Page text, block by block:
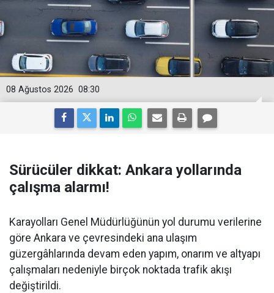
08:30
08 Ağustos 2026
Sürücüler dikkat: Ankara yollarında
çalışma alarmı!
Karayolları Genel Müdürlüğünün yol durumu verilerine
göre Ankara ve çevresindeki ana ulaşım
güzergâhlarında devam eden yapım, onarım ve altyapı
çalışmaları nedeniyle birçok noktada trafik akışı
değiştirildi.